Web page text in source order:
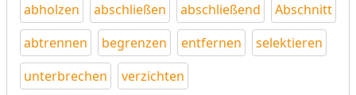
abholzen abschließen abschließend
Abschnitt
abtrennen
begrenzen entfernen
selektieren
unterbrechen
verzichten